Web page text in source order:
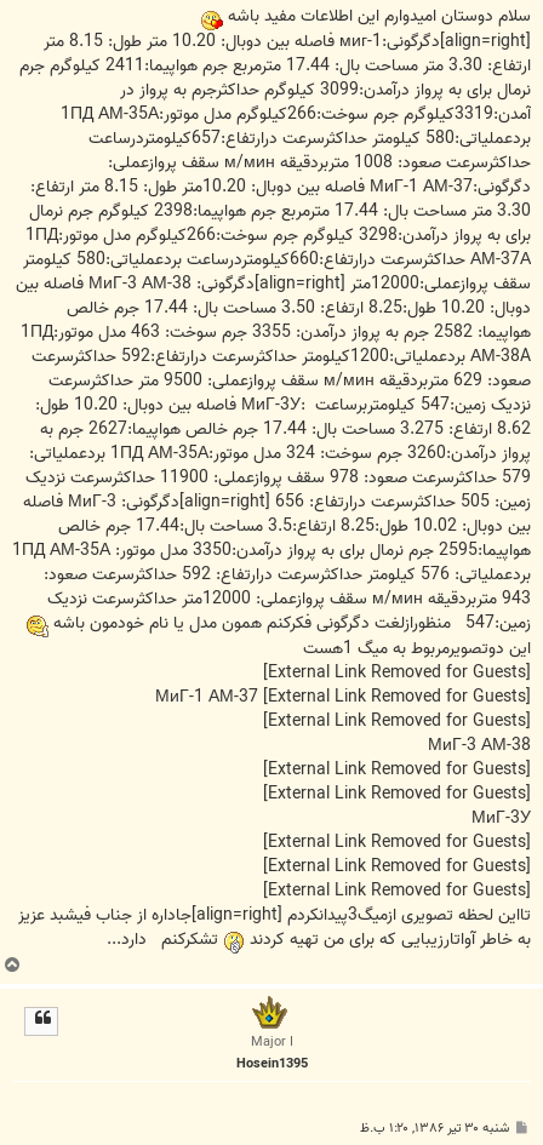
ت
سلام دوستان امیدوارم این اطلاعات مفید باشه
[align=right]دگرگونی:миг-1 فاصله بین دوبال: 10.20 متر طول: 8.15 متر
ارتفاع: 3.30 متر مساحت بال: 17.44 مترمربع جرم هواپیما:2411 کیلوگرم جرم
نرمال برای به پرواز درآمدن:3099 کیلوگرم حداکثرجرم به پرواز در
آمدن:3319کیلوگرم جرم سوخت:266کیلوگرم مدل موتور:1ПД АМ-35А
بردعملیاتی:580 کیلومتر حداکثرسرعت درارتفاع:657کیلومتردرساعت
حداکثرسرعت صعود: 1008 متربردقیقه м/мин سقف پروازعملی:
دگرگونی:МиГ-1 АМ-37 فاصله بین دوبال: 10.20متر طول: 8.15 متر ارتفاع:
3.30 متر مساحت بال: 17.44 مترمربع جرم هواپیما:2398 کیلوگرم جرم نرمال
برای به پرواز درآمدن:3298 کیلوگرم جرم سوخت:266کیلوگرم مدل موتور:1ПД
АМ-37А حداکثرسرعت درارتفاع:660کیلومتردرساعت بردعملیاتی:580 کیلومتر
سقف پروازعملی:12000متر [align=right]دگرگونی: МиГ-3 АМ-38 فاصله بین
دوبال: 10.20 طول:8.25 ارتفاع: 3.50 مساحت بال: 17.44 جرم خالص
هواپیما: 2582 جرم به پرواز درآمدن: 3355 جرم سوخت: 463 مدل موتور:1ПД
АМ-38A بردعملیاتی:1200کیلومتر حداکثرسرعت درارتفاع:592 حداکثرسرعت
صعود: 629 متربردقیقه м/мин سقف پروازعملی: 9500 متر حداکثرسرعت
نزدیک زمین:547 کیلومتربرساعت :МиГ-3У فاصله بین دوبال: 10.20 طول:
8.62 ارتفاع: 3.275 مساحت بال: 17.44 جرم خالص هواپیما:2627 جرم به
پرواز درآمدن:3260 جرم سوخت: 324 مدل موتور:1ПД АМ-35А بردعملیاتی:
579 حداکثرسرعت صعود: 978 سقف پروازعملی: 11900 حداکثرسرعت نزدیک
زمین: 505 حداکثرسرعت درارتفاع: 656 [align=right]دگرگونی: МиГ-3 فاصله
بین دوبال: 10.02 طول:8.25 ارتفاع:3.5 مساحت بال:17.44 جرم خالص
هواپیما:2595 جرم نرمال برای به پرواز درآمدن:3350 مدل موتور: 1ПД АМ-35А
بردعملیاتی: 576 کیلومتر حداکثرسرعت درارتفاع: 592 حداکثرسرعت صعود:
943 متربردقیقه м/мин سقف پروازعملی: 12000متر حداکثرسرعت نزدیک
زمین:547 منظورازلغت دگرگونی فکرکنم همون مدل یا نام خودمون باشه
این دوتصویرمربوط به میگ 1هست
[External Link Removed for Guests]
[External Link Removed for Guests]
[External Link Removed for Guests]
МиГ-3 АМ-38
[External Link Removed for Guests]
[External Link Removed for Guests]
МиГ-3У
[External Link Removed for Guests]
[External Link Removed for Guests]
[External Link Removed for Guests]
تااین لحظه تصویری ازمیگ3پیدانکردم [align=right]جاداره از جناب فیشبد عزیز
به خاطر آواتارزیبایی که برای من تهیه کردند
تشکرکنم دارد...
Major I
Hosein1395
شنبه ۳۰ تیر ۱۳۸۶, ۱:۲۰ ب.ظ